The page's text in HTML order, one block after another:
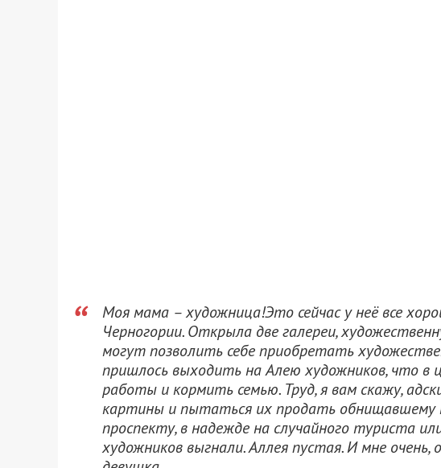
Моя мама – художница!Это сейчас у неё все
Черногории. Открыла две галереи,
могут позволить себе приобретать
пришлось выходить на Алею художников, что в
работы и кормить семью. Труд, я вам скажу,
картины и пытаться их продать обнищавшему
проспекту, в надежде на случайного туриста
художников выгнали. Аллея пустая. И мне